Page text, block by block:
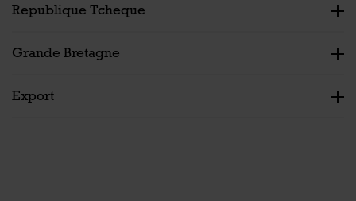
Republique Tcheque
Grande Bretagne
Export